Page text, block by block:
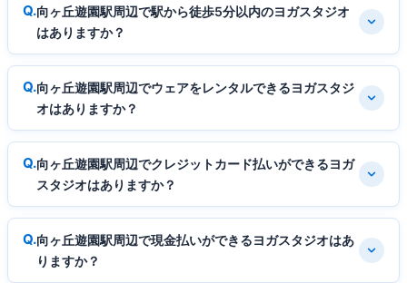
向ヶ丘遊園駅周辺で駅から徒歩5分以内のヨガスタジオ
はありますか？
向ヶ丘遊園駅周辺でウェアをレンタルできるヨガスタジ
オはありますか？
向ヶ丘遊園駅周辺でクレジットカード払いができるヨガ
スタジオはありますか？
向ヶ丘遊園駅周辺で現金払いができるヨガスタジオはあ
りますか？